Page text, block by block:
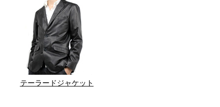
テーラードジャケット